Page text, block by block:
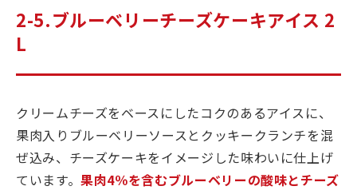
2-5.ブルーベリーチーズケーキアイス 2
L
クリームチーズをベースにしたコクのあるアイスに、
果肉入りブルーベリーソースとクッキークランチを混
ぜ込み、チーズケーキをイメージした味わいに仕上げ
ています。果肉4％を含むブルーベリーの酸味とチーズ